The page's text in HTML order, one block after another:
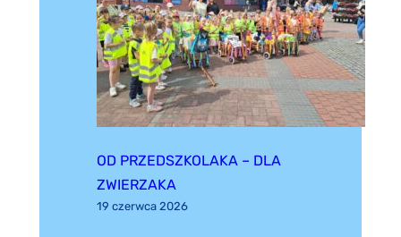
OD PRZEDSZKOLAKA – DLA
ZWIERZAKA
19 czerwca 2026